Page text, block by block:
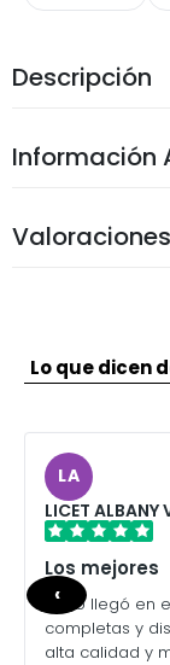
Descripción
Información
Lo que dicen
LA
LICET
Los mejores
Todo llegó en
completas y
alta calidad y
‹